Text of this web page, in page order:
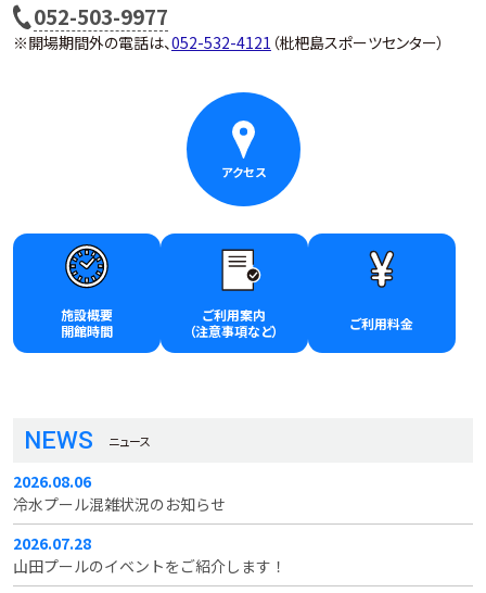
電
話
052-503-9977
※開場期間外の電話は、052-532-4121 （枇杷島スポーツセンター）
アクセス
施設概要
開館時間
ご利用案内
（注意事項など）
ご利用料金
NEWS ニュース
2026.08.06
冷水プール混雑状況のお知らせ
2026.07.28
山田プールのイベントをご紹介します！